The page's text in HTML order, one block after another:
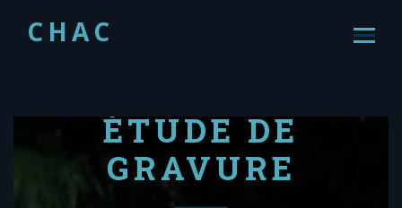
CHAC
ÉTUDE DE
GRAVURE